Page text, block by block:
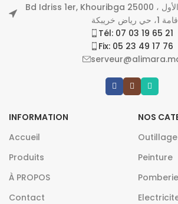
Bd Idriss 1er, Khouribga 25000 شارع مولاي إدريس الأول ،
1، حي رياض خريبكة
Tél: 07 03 19 65 21
Fix: 05 23 49 17 76
INFORMATION
Accueil
Produits
À PROPOS
Contact
NOS
Outillage
Peinture
Pomberie